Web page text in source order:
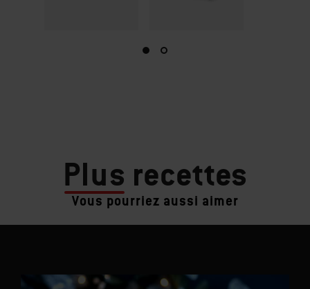
Plus recettes
Vous pourriez aussi aimer